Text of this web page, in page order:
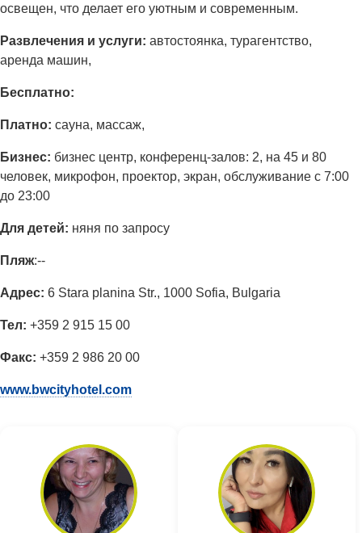
освещен, что делает его уютным и современным.
Развлечения и услуги: автостоянка, турагентство,
аренда машин,
Бесплатно:
Платно: сауна, массаж,
Бизнес: бизнес центр, конференц-залов: 2, на 45 и 80
человек, микрофон, проектор, экран, обслуживание с 7:00
до 23:00
Для детей: няня по запросу
Пляж:--
Адрес: 6 Stara planina Str., 1000 Sofia, Bulgaria
Тел: +359 2 915 15 00
Факс: +359 2 986 20 00
www.bwcityhotel.com